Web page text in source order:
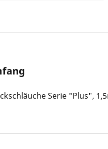
Serie "Plus",